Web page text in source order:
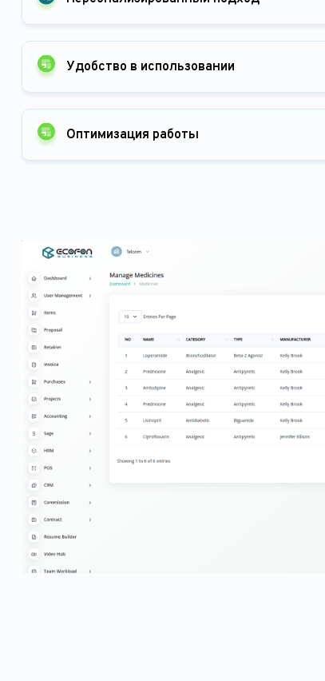
Удобство в использовании
Оптимизация работы